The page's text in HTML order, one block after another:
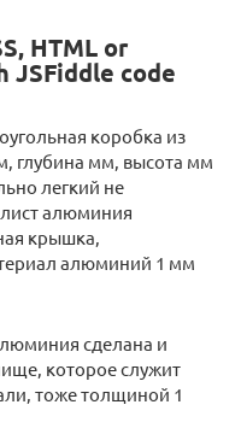
HTML or
code
коробка из
глубина мм, высота мм
легкий не
алюминия
крышка,
алюминий 1 мм
сделана и
которое служит
тоже толщиной 1